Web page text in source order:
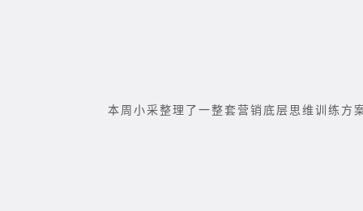
本周小采整理了一整套营销底层思维训练方